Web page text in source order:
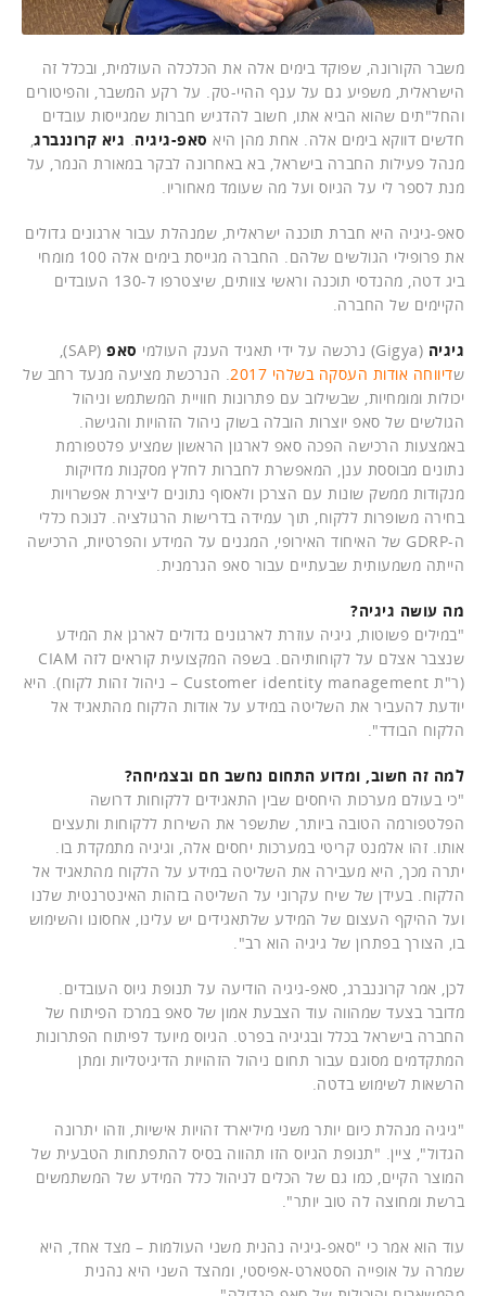
משבר הקורונה, שפוקד בימים אלה את הכלכלה העולמית, ובכלל זה
הישראלית, משפיע גם על ענף ההיי-טק. על רקע המשבר, והפיטורים
והחל"תים שהוא הביא אתו, חשוב להדגיש חברות שמגייסות עובדים
חדשים דווקא בימים אלה. אחת מהן היא סאפ-גיגיה גיא קרוננברג
מנהל פעילות החברה בישראל, בא באחרונה לבקר במאורת הנמר, על
מנת לספר לי על הגיוס ועל מה שעומד מאחוריו.
סאפ-גיגיה היא חברת תוכנה ישראלית, שמנהלת עבור ארגונים גדולים
את פרופילי הגולשים שלהם. החברה מגייסת בימים אלה 100 מומחי
ביג דטה, מהנדסי תוכנה וראשי צוותים, שיצטרפו ל-130 העובדים
הקיימים של החברה.
גיגיה (Gigya) נרכשה על ידי תאגיד הענק העולמי סאפ
(SAP),
שדיווחה אודות העסקה בשלהי 2017
. הנרכשת מציעה מנעד רחב של
יכולות ומומחיות, שבשילוב עם פתרונות חוויית המשתמש וניהול
הגולשים של סאפ יוצרות הובלה בשוק ניהול הזהויות והגישה.
באמצעות הרכישה הפכה סאפ לארגון הראשון שמציע פלטפורמת
נתונים מבוססת ענן, המאפשרת לחברות לחלץ מסקנות מדויקות
מנקודות ממשק שונות עם הצרכן ולאסוף נתונים ליצירת אפשרויות
בחירה משופרות ללקוח, תוך עמידה בדרישות הרגולציה. לנוכח כללי
ה-GDRP של האיחוד האירופי, המגנים על המידע והפרטיות, הרכישה
הייתה משמעותית שבעתיים עבור סאפ הגרמנית.
מה עושה גיגיה?
"במילים פשוטות, גיגיה עוזרת לארגונים גדולים לארגן את המידע
שנצבר אצלם על לקוחותיהם. בשפה המקצועית קוראים לזה CIAM
(ר"ת Customer identity management – ניהול זהות לקוח). היא
יודעת להעביר את השליטה במידע על אודות הלקוח מהתאגיד אל
הלקוח הבודד".
למה זה חשוב, ומדוע התחום נחשב חם ובצמיחה?
"כי בעולם מערכות היחסים שבין התאגידים ללקוחות דרושה
הפלטפורמה הטובה ביותר, שתשפר את השירות ללקוחות ותעצים
אותו. זהו אלמנט קריטי במערכות יחסים אלה, וגיגיה מתמקדת בו.
יתרה מכך, היא מעבירה את השליטה במידע על הלקוח מהתאגיד אל
הלקוח. בעידן של שיח עקרוני על השליטה בזהות האינטרנטית שלנו
ועל ההיקף העצום של המידע שלתאגידים יש עלינו, אחסונו והשימוש
בו, הצורך בפתרון של גיגיה הוא רב".
לכן, אמר קרוננברג, סאפ-גיגיה הודיעה על תנופת גיוס העובדים.
מדובר בצעד שמהווה עוד הצבעת אמון של סאפ במרכז הפיתוח של
החברה בישראל בכלל ובגיגיה בפרט. הגיוס מיועד לפיתוח הפתרונות
המתקדמים מסוגם עבור תחום ניהול הזהויות הדיגיטליות ומתן
הרשאות לשימוש בדטה.
"גיגיה מנהלת כיום יותר משני מיליארד זהויות אישיות, וזהו יתרונה
הגדול", ציין. "תנופת הגיוס הזו תהווה בסיס להתפתחות הטבעית של
המוצר הקיים, כמו גם של הכלים לניהול כלל המידע של המשתמשים
ברשת ומחוצה לה טוב יותר".
עוד הוא אמר כי "סאפ-גיגיה נהנית משני העולמות – מצד אחד, היא
שמרה על אופייה הסטארט-אפיסטי, ומהצד השני היא נהנית